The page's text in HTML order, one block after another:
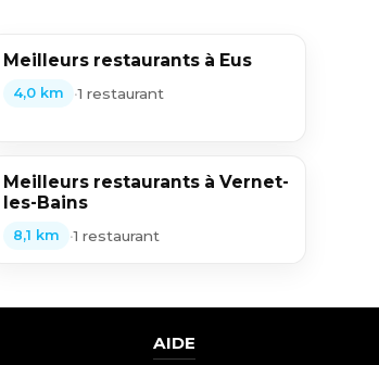
Meilleurs restaurants à Eus
4,0 km •1 restaurant
Meilleurs restaurants à Vernet-
les-Bains
8,1 km •1 restaurant
AIDE